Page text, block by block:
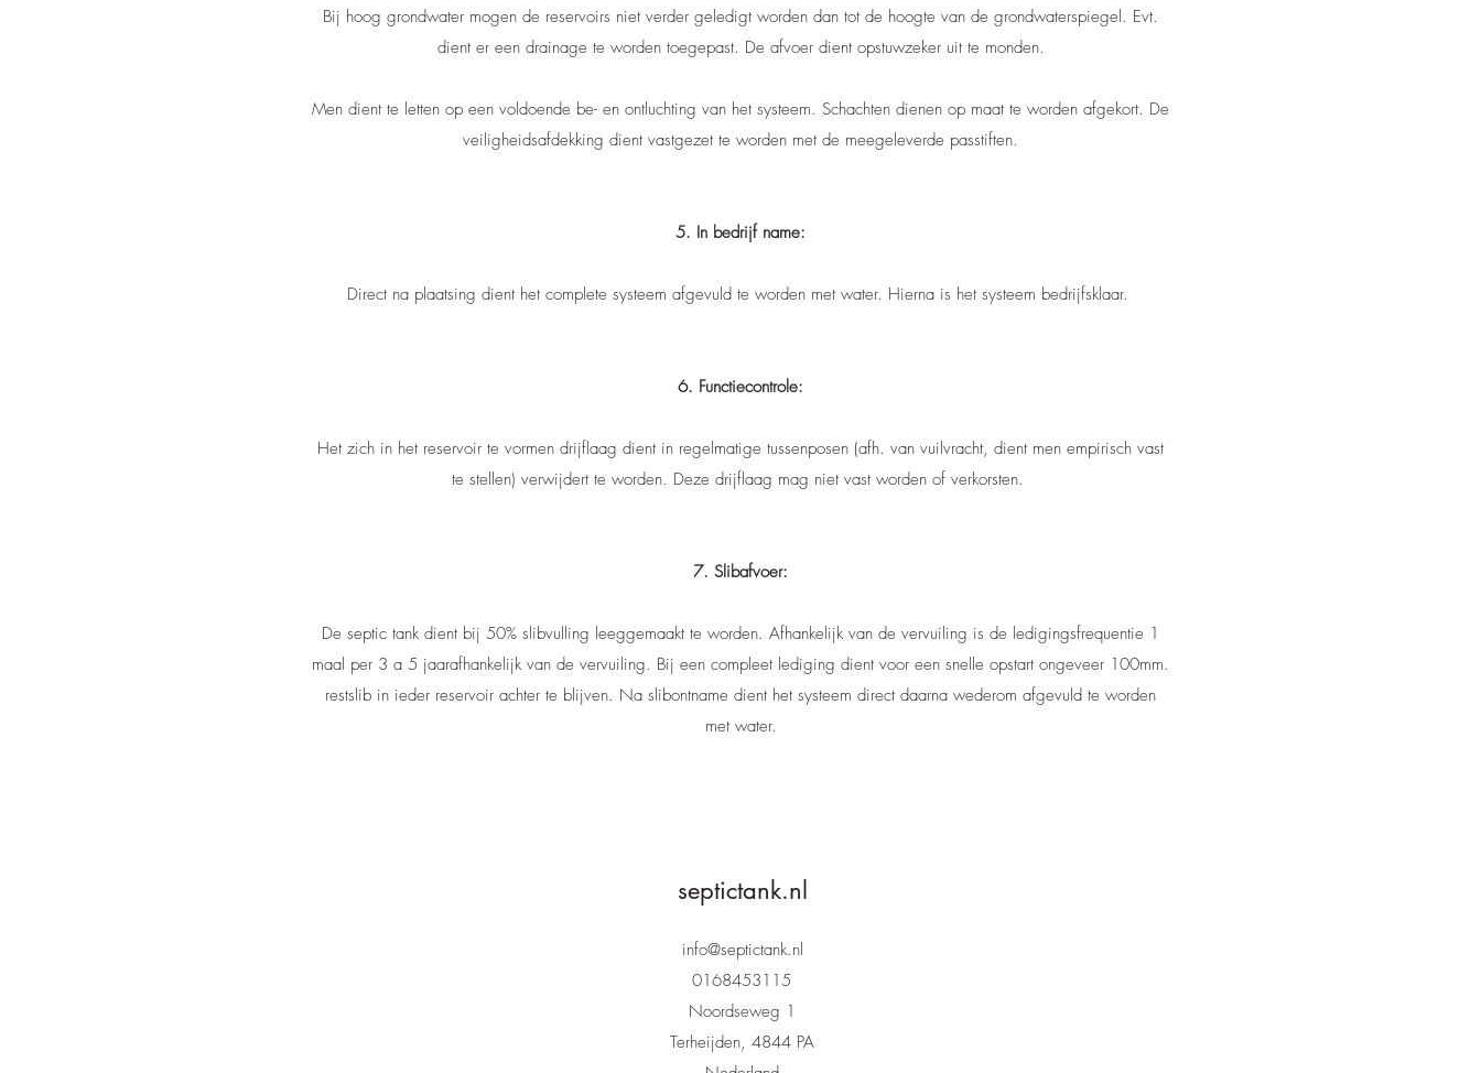
Bij hoog grondwater mogen de reservoirs niet verder geledigt worden dan tot de hoogte van de grondwaterspiegel. Evt.
dient er een drainage te worden toegepast. De afvoer dient opstuwzeker uit te monden.
Men dient te letten op een voldoende be- en ontluchting van het systeem. Schachten dienen op maat te worden afgekort. De
veiligheidsafdekking dient vastgezet te worden met de meegeleverde passtiften.
5. In bedrijf name:
Direct na plaatsing dient het complete systeem afgevuld te worden met water. Hierna is het systeem bedrijfsklaar.
6. Functiecontrole:
Het zich in het reservoir te vormen drijflaag dient in regelmatige tussenposen (afh. van vuilvracht, dient men empirisch vast
te stellen) verwijdert te worden. Deze drijflaag mag niet vast worden of verkorsten.
7. Slibafvoer:
De septic tank dient bij 50% slibvulling leeggemaakt te worden. Afhankelijk van de vervuiling is de ledigingsfrequentie 1
maal per 3 a 5 jaarafhankelijk van de vervuiling. Bij een compleet lediging dient voor een snelle opstart ongeveer 100mm.
restslib in ieder reservoir achter te blijven. Na slibontname dient het systeem direct daarna wederom afgevuld te worden
met water.
septictank.nl
info@septictank.nl
0168453115
Noordseweg 1
Terheijden, 4844 PA